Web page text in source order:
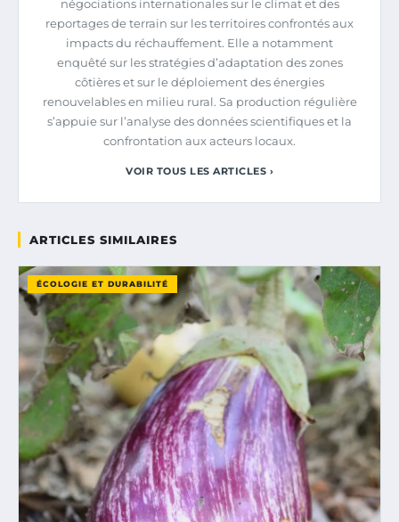
négociations internationales sur le climat et des
reportages de terrain sur les territoires confrontés aux
impacts du réchauffement. Elle a notamment
enquêté sur les stratégies d’adaptation des zones
côtières et sur le déploiement des énergies
renouvelables en milieu rural. Sa production régulière
s’appuie sur l’analyse des données scientifiques et la
confrontation aux acteurs locaux.
VOIR TOUS LES ARTICLES ›
ARTICLES SIMILAIRES
ÉCOLOGIE ET DURABILITÉ